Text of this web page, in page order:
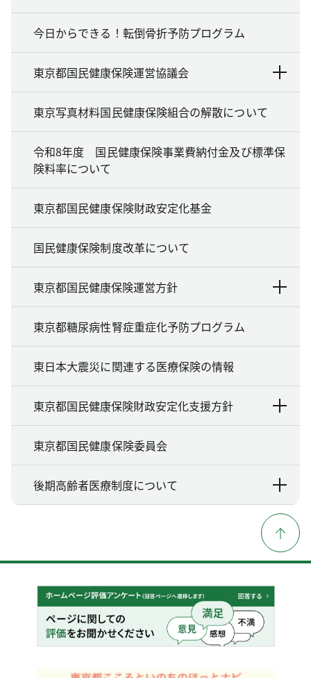
今日からできる！転倒骨折予防プログラム
東京都国民健康保険運営協議会
東京写真材料国民健康保険組合の解散について
令和8年度 国民健康保険事業費納付金及び標準保
険料率について
東京都国民健康保険財政安定化基金
国民健康保険制度改革について
東京都国民健康保険運営方針
東京都糖尿病性腎症重症化予防プログラム
東日本大震災に関連する医療保険の情報
東京都国民健康保険財政安定化支援方針
東京都国民健康保険委員会
後期高齢者医療制度について